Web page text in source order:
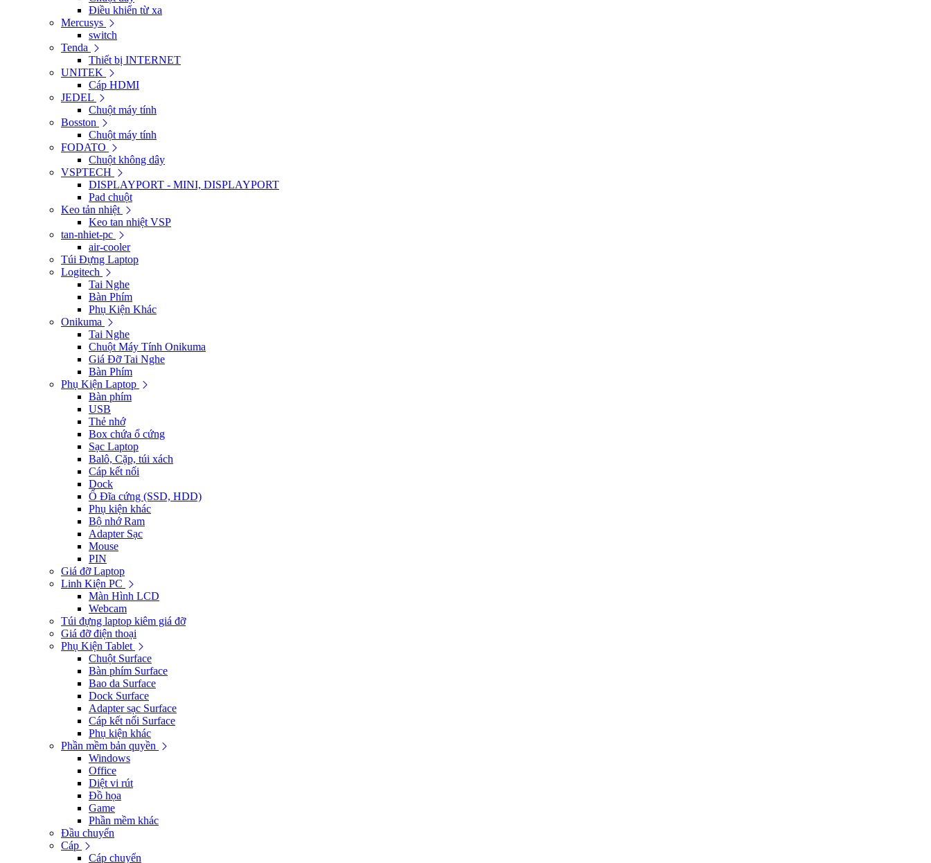
Điều khiển từ xa
Mercusys
switch
Tenda
Thiết bị INTERNET
UNITEK
Cáp HDMI
JEDEL
Chuột máy tính
Bosston
Chuột máy tính
FODATO
Chuột không dây
VSPTECH
DISPLAYPORT - MINI, DISPLAYPORT
Pad chuột
Keo tản nhiệt
Keo tan nhiệt VSP
tan-nhiet-pc
air-cooler
Túi Đựng Laptop
Logitech
Tai Nghe
Bàn Phím
Phụ Kiện Khác
Onikuma
Tai Nghe
Chuột Máy Tính Onikuma
Giá Đỡ Tai Nghe
Bàn Phím
Phụ Kiện Laptop
Bàn phím
USB
Thẻ nhớ
Box chứa ổ cứng
Sạc Laptop
Balô, Cặp, túi xách
Cáp kết nối
Dock
Ổ Đĩa cứng (SSD, HDD)
Phụ kiện khác
Bộ nhớ Ram
Adapter Sạc
Mouse
PIN
Giá đỡ Laptop
Linh Kiện PC
Màn Hình LCD
Webcam
Túi đựng laptop kiêm giá đỡ
Giá đỡ điện thoại
Phụ Kiện Tablet
Chuột Surface
Bàn phím Surface
Bao da Surface
Dock Surface
Adapter sạc Surface
Cáp kết nối Surface
Phụ kiện khác
Phần mềm bản quyền
Windows
Office
Diệt vi rút
Đồ họa
Game
Phần mềm khác
Đầu chuyển
Cáp
Cáp chuyển